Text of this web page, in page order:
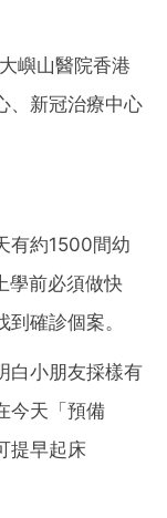
嶼山醫院香港
、新冠治療中心
有約1500間幼
學前必須做快
確診個案。
白小朋友採樣有
今天「預備
提早起床